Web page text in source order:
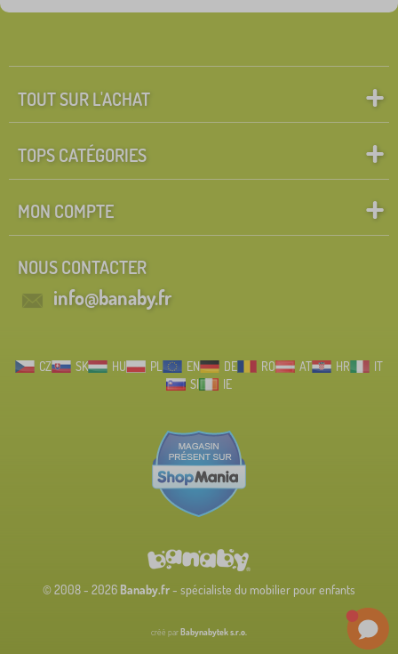
TOUT SUR L'ACHAT
TOPS CATÉGORIES
MON COMPTE
NOUS CONTACTER
info@banaby.fr
CZ SK HU PL EN DE RO AT HR
IT
SI
IE
© 2008 - 2026 Banaby.fr- spécialiste du mobilier pour enfants
créé parBabynabytek s.r.o.